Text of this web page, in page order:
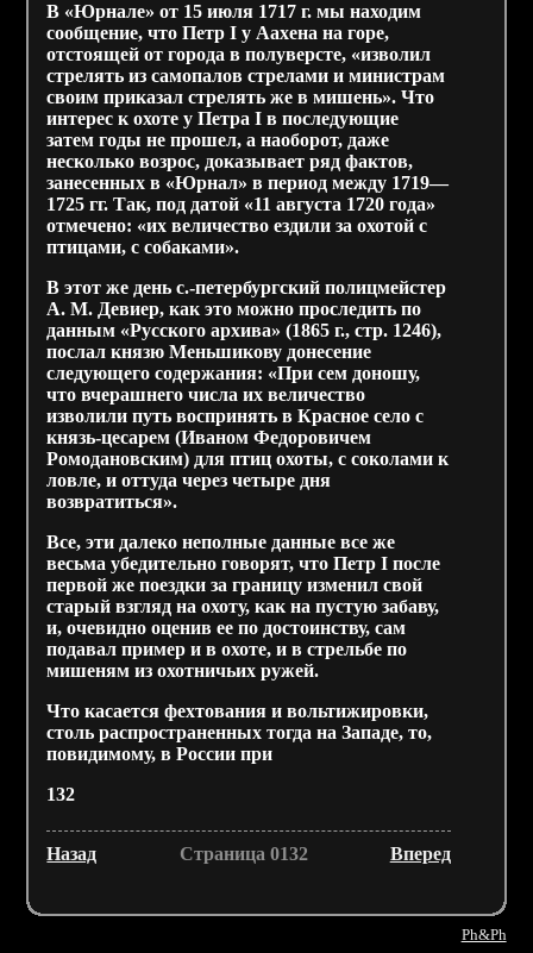
В «Юрнале» от 15 июля 1717 г. мы находим
сообщение, что Петр I у Аахена на горе,
отстоящей от города в полуверсте, «изволил
стрелять из самопалов стрелами и министрам
своим приказал стрелять же в мишень». Что
интерес к охоте у Петра I в последующие
затем годы не прошел, а наоборот, даже
несколько возрос, доказывает ряд фактов,
занесенных в «Юрнал» в период между 1719—
1725 гг. Так, под датой «11 августа 1720 года»
отмечено: «их величество ездили за охотой с
птицами, с собаками».
В этот же день с.-петербургский полицмейстер
А. М. Девиер, как это можно проследить по
данным «Русского архива» (1865 г., стр. 1246),
послал князю Меньшикову донесение
следующего содержания: «При сем доношу,
что вчерашнего числа их величество
изволили путь воспринять в Красное село с
князь-цесарем (Иваном Федоровичем
Ромодановским) для птиц охоты, с соколами к
ловле, и оттуда через четыре дня
возвратиться».
Все, эти далеко неполные данные все же
весьма убедительно говорят, что Петр I после
первой же поездки за границу изменил свой
старый взгляд на охоту, как на пустую забаву,
и, очевидно оценив ее по достоинству, сам
подавал пример и в охоте, и в стрельбе по
мишеням из охотничьих ружей.
Что касается фехтования и вольтижировки,
столь распространенных тогда на Западе, то,
повидимому, в России при
132
Назад Страница 0132 Вперед
Ph&Ph